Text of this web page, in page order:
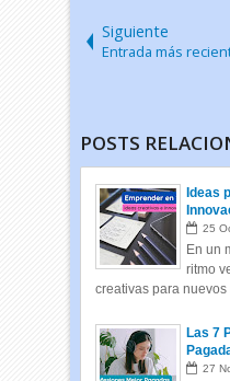
Siguiente
Entrada más
POSTS
Ideas
25
En un
ritmo
creativas para
Las 7
27